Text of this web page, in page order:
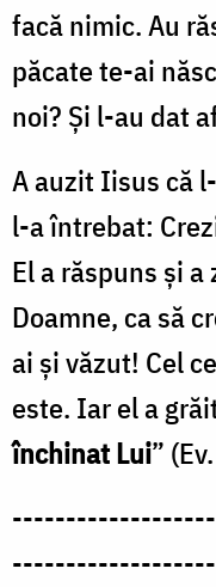
facă nimic. Au
păcate te-ai
noi? Și l-au dat
A auzit Iisus că
l-a întrebat:
El a răspuns și
Doamne, ca să
ai și văzut! Cel
este. Iar el a
închinat Lui”